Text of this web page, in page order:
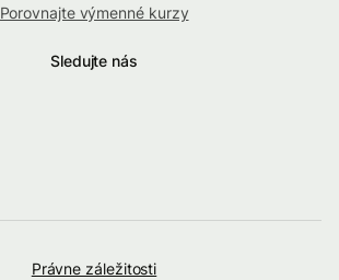
Porovnajte výmenné kurzy
Sledujte nás
Právne záležitosti